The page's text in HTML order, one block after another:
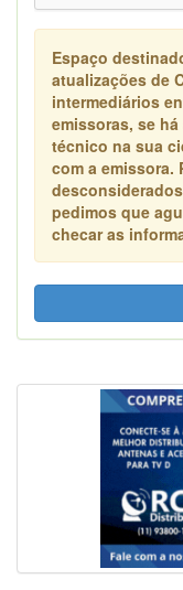
Espaço
atualizações de
intermediários
emissoras, se
técnico na sua
com a emissora.
pedimos que
checar as